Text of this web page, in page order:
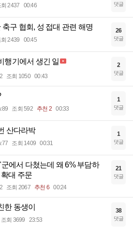
회 2437 00:46 댓글
축구 협회, 성 접대 관련 해명
회 2439 00:45
26
댓글
행기에서 생긴 일
조회 1050 00:43
2
댓글
조회 592 추천 2 00:33
1
댓글
산다라박
조회 1409 00:31
1
댓글
에서 다쳤는데 왜 6% 부담하
대 주문
조회 2067 추천 6 00:24
21
댓글
한 동생이
조회 3699 23:53
38
댓글